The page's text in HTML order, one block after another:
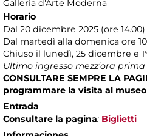
Galleria d'Arte Moderna
Horario
Dal 20 dicembre 2025 (ore
Dal martedì alla domenica ore
Chiuso il lunedì, 25 dicembre e
Ultimo ingresso mezz’ora
CONSULTARE SEMPRE LA
programmare la visita al museo
Entrada
Consultare la pagina: Biglietti